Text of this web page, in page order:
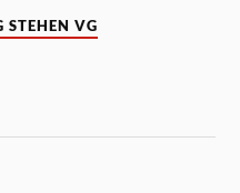
STEHEN VG